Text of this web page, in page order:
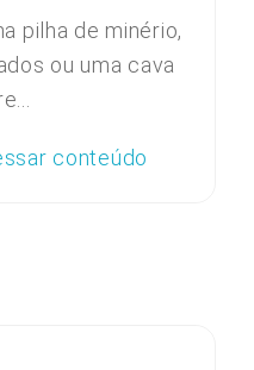
pilha de minério,
ou uma cava
conteúdo